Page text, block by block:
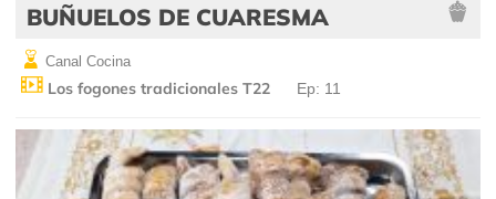
BUÑUELOS DE CUARESMA
Canal Cocina
Los fogones tradicionales T22 Ep: 11